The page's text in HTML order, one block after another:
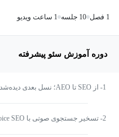
1 فصل 10 جلسه 1 ساعت ویدیو
دوره آموزش سئو پیشرفته